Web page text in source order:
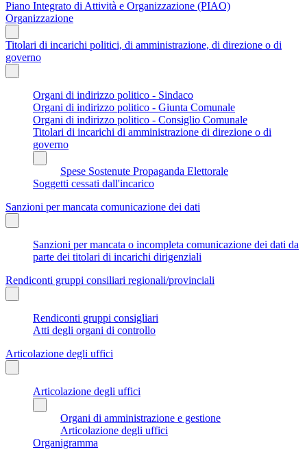
Piano Integrato di Attività e Organizzazione (PIAO)
Organizzazione
Titolari di incarichi politici, di amministrazione, di direzione o di
governo
Organi di indirizzo politico - Sindaco
Organi di indirizzo politico - Giunta Comunale
Organi di indirizzo politico - Consiglio Comunale
Titolari di incarichi di amministrazione di direzione o di
governo
Spese Sostenute Propaganda Elettorale
Soggetti cessati dall'incarico
Sanzioni per mancata comunicazione dei dati
Sanzioni per mancata o incompleta comunicazione dei dati da
parte dei titolari di incarichi dirigenziali
Rendiconti gruppi consiliari regionali/provinciali
Rendiconti gruppi consigliari
Atti degli organi di controllo
Articolazione degli uffici
Articolazione degli uffici
Organi di amministrazione e gestione
Articolazione degli uffici
Organigramma